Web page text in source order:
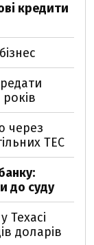
кредити
через
ТЕС
до суду
Техасі
доларів